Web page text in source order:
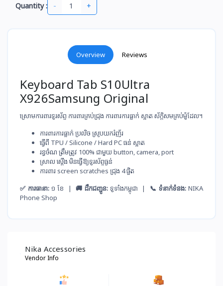
Quantity : - +
Overview Reviews
Keyboard Tab S10Ultra
X926Samsung Original
ស្រោមការពារទូរស័ព្ទ ការពារគ្រប់ជ្រុង ការពារការធ្លាក់ ស្អាត ស័ក្តិសម​គ្រប់ម៉ូដែល។
ការពារ​ការ​ធ្លាក់​ ប្រលិច​ ស្រូប​យករំញ័រ
ធ្វើ​ពី​ TPU / Silicone / Hard PC ធន់​ ស្អាត
រ​ន្ធ​ចំណ​ ត្រឹម​ត្រូវ​ 100% ជាមួយ​ button, camera, port
ស្រាល​ ស្ដើង​ មិន​ធ្វើ​ឱ្យ​ទូរស័ព្ទ​ធ្ងន់
ការពារ​ screen scratches ជ្រុង​ 4 ផ្ចិត
✅ ការធានា: ១ ខែ | 🚚 ដឹកជញ្ជូន: ទូទាំងកម្ពុជា | 📞 ទំនាក់ទំនង:NIKA
Phone Shop
Nika Accessories
Vendor Info